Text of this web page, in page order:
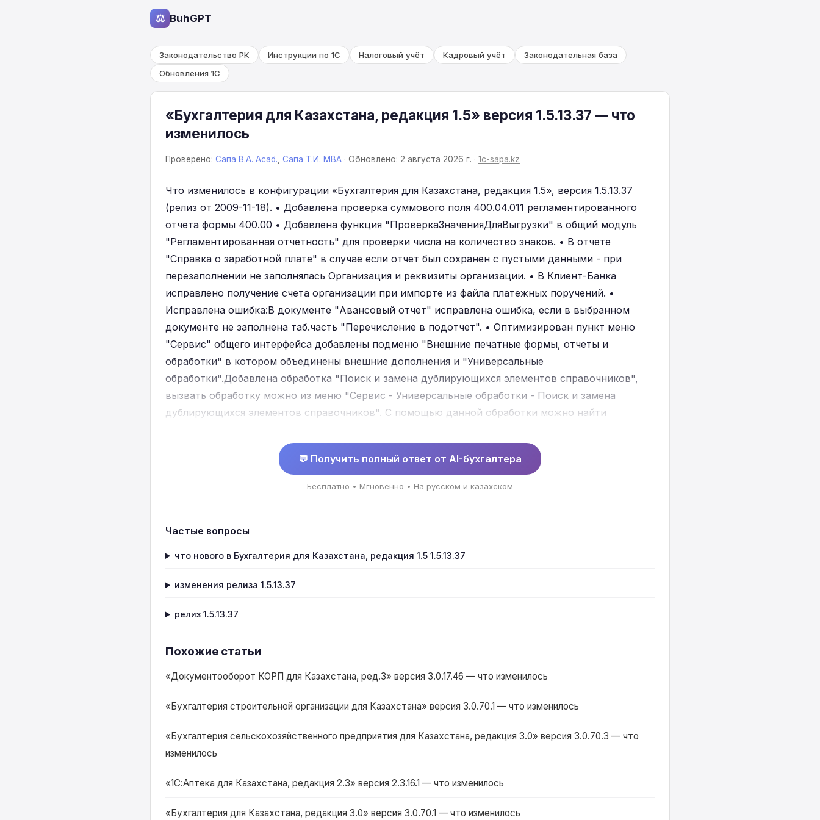
⚖ BuhGPT
Законодательство РК Инструкции по 1С Налоговый учёт Кадровый учёт
Законодательная база
Обновления 1С
«Бухгалтерия для Казахстана, редакция 1.5» версия 1.5.13.37 — что
изменилось
Проверено: Сапа В.А. Acad. Сапа Т.И. MBA · Обновлено: 2 августа 2026 г. · 1c-sapa.kz
Что изменилось в конфигурации «Бухгалтерия для Казахстана, редакция 1.5», версия 1.5.13.37
(релиз от 2009-11-18). • Добавлена проверка суммового поля 400.04.011 регламентированного
отчета формы 400.00 • Добавлена функция "ПроверкаЗначенияДляВыгрузки" в общий модуль
"Регламентированная отчетность" для проверки числа на количество знаков. • В отчете
"Справка о заработной плате" в случае если отчет был сохранен с пустыми данными - при
перезаполнении не заполнялась Организация и реквизиты организации. • В Клиент-Банка
исправлено получение счета организации при импорте из файла платежных поручений. •
Исправлена ошибка:В документе "Авансовый отчет" исправлена ошибка, если в выбранном
документе не заполнена таб.часть "Перечисление в подотчет". • Оптимизирован пункт меню
"Сервис" общего интерфейса добавлены подменю "Внешние печатные формы, отчеты и
обработки" в котором объединены внешние дополнения и "Универсальные
обработки".Добавлена обработка "Поиск и замена дублирующихся элементов справочников",
вызвать обработку можно из меню "Сервис - Универсальные обработки - Поиск и замена
дублирующихся элементов справочников". С помощью данной обработки можно найти
сентября 2009 - 7%. • При проведении документа "Модернизация ОС" не устанавливалось
субконто Кт в налоговом учете, в случае если счет Кт имел аналитику по внеоборотным
активам. • Увеличена разрядность реквизита "Код строки" до 15 символов, регистра сведений
💬 Получить полный ответ от AI-бухгалтера
Бесплатно • Мгновенно • На русском и казахском
Частые вопросы
что нового в Бухгалтерия для Казахстана, редакция 1.5 1.5.13.37
изменения релиза 1.5.13.37
релиз 1.5.13.37
Похожие статьи
«Документооборот КОРП для Казахстана, ред.3» версия 3.0.17.46 — что изменилось
«Бухгалтерия строительной организации для Казахстана» версия 3.0.70.1 — что изменилось
«Бухгалтерия сельскохозяйственного предприятия для Казахстана, редакция 3.0» версия 3.0.70.3 — что
изменилось
«1С:Аптека для Казахстана, редакция 2.3» версия 2.3.16.1 — что изменилось
«Бухгалтерия для Казахстана, редакция 3.0» версия 3.0.70.1 — что изменилось